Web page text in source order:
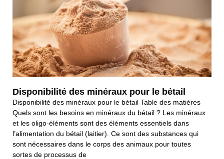
Disponibilité des minéraux pour le bétail
Disponibilité des minéraux pour le bétail Table des matières
Quels sont les besoins en minéraux du bétail ? Les minéraux
et les oligo-éléments sont des éléments essentiels dans
l’alimentation du bétail (laitier). Ce sont des substances qui
sont nécessaires dans le corps des animaux pour toutes
sortes de processus de